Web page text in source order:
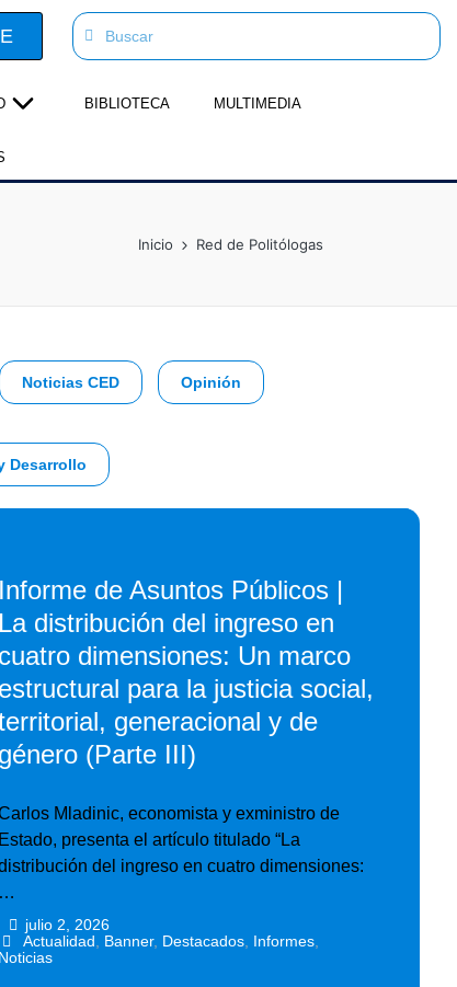
BIBLIOTECA MULTIMEDIA
Inicio Red de Politólogas
Noticias CED Opinión
Desarrollo
Informe de Asuntos Públicos |
La distribución del ingreso en
cuatro dimensiones: Un marco
estructural para la justicia social,
generacional y de
género (Parte III)
Mladinic, economista y exministro de
Estado, presenta el artículo titulado “La
del ingreso en cuatro dimensiones:
…
julio 2, 2026
Actualidad Banner, Destacados Informes
Noticias